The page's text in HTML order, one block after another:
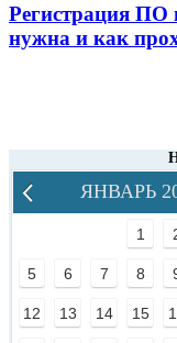
Регистрация ПО
нужна и как
ЯНВАРЬ
1
5 6 7 8
12 13 14 15